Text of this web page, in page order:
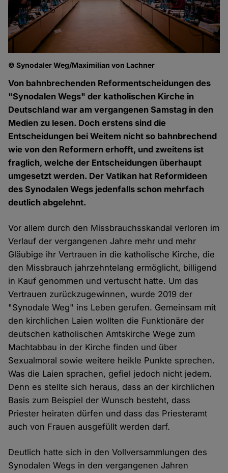
© Synodaler Weg/Maximilian von Lachner
Von bahnbrechenden Reformentscheidungen des
"Synodalen Wegs" der katholischen Kirche in
Deutschland war am vergangenen Samstag in den
Medien zu lesen. Doch erstens sind die
Entscheidungen bei Weitem nicht so bahnbrechend
wie von den Reformern erhofft, und zweitens ist
fraglich, welche der Entscheidungen überhaupt
umgesetzt werden. Der Vatikan hat Reformideen
des Synodalen Wegs jedenfalls schon mehrfach
deutlich abgelehnt.
Vor allem durch den Missbrauchsskandal verloren im
Verlauf der vergangenen Jahre mehr und mehr
Gläubige ihr Vertrauen in die katholische Kirche, die
den Missbrauch jahrzehntelang ermöglicht, billigend
in Kauf genommen und vertuscht hatte. Um das
Vertrauen zurückzugewinnen, wurde 2019 der
"Synodale Weg" ins Leben gerufen. Gemeinsam mit
den kirchlichen Laien wollten die Funktionäre der
deutschen katholischen Amtskirche Wege zum
Machtabbau in der Kirche finden und über
Sexualmoral sowie weitere heikle Punkte sprechen.
Was die Laien sprachen, gefiel jedoch nicht jedem.
Denn es stellte sich heraus, dass an der kirchlichen
Basis zum Beispiel der Wunsch besteht, dass
Priester heiraten dürfen und dass das Priesteramt
auch von Frauen ausgefüllt werden darf.
Deutlich hatte sich in den Vollversammlungen des
Synodalen Wegs in den vergangenen Jahren